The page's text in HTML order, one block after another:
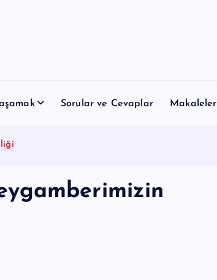
Sorular ve Cevaplar Makaleler